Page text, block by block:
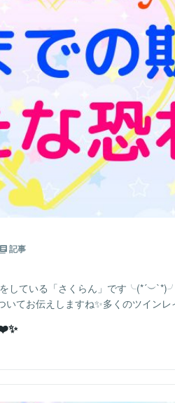
記事
している「さくらん」です
てお伝えしますね✨多くのツイン